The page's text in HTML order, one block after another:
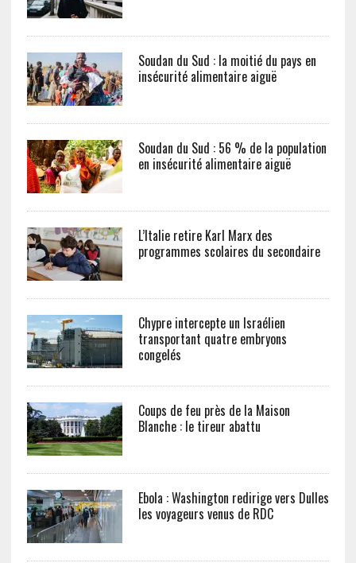
Soudan du Sud : la moitié du pays en
insécurité alimentaire aiguë
Soudan du Sud : 56 % de la population
en insécurité alimentaire aiguë
L’Italie retire Karl Marx des
programmes scolaires du secondaire
Chypre intercepte un Israélien
transportant quatre embryons
congelés
Coups de feu près de la Maison
Blanche : le tireur abattu
Ebola : Washington redirige vers Dulles
les voyageurs venus de RDC